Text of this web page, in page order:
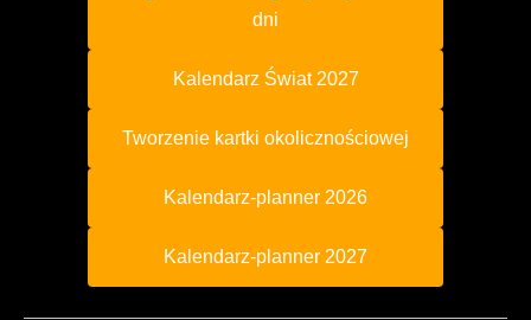
dni
Kalendarz Świat 2027
Tworzenie kartki okolicznościowej
Kalendarz-planner 2026
Kalendarz-planner 2027